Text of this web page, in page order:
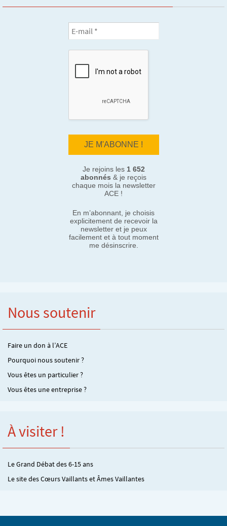
Je rejoins les 1 652
abonnés & je reçois
chaque mois la newsletter
ACE !
En m’abonnant, je choisis
explicitement de recevoir la
newsletter et je peux
facilement et à tout moment
me désinscrire.
Nous soutenir
Faire un don à l’ACE
Pourquoi nous soutenir ?
Vous êtes un particulier ?
Vous êtes une entreprise ?
À visiter !
Le Grand Débat des 6-15 ans
Le site des Cœurs Vaillants et Âmes Vaillantes